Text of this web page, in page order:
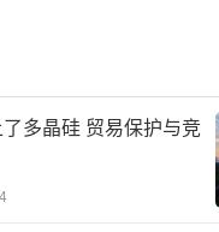
多晶硅 贸易保护与竞